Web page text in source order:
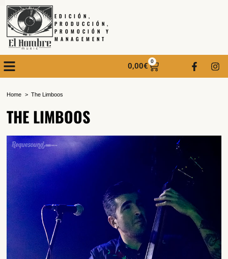
EDICIÓN,
PRODUCCIÓN,
PROMOCIÓN Y
MANAGEMENT
0,00€
0
Home The Limboos
THE LIMBOOS